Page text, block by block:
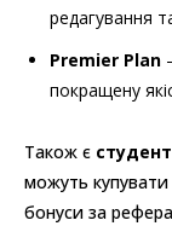
редагування
Premier Plan
покращену
Також є
можуть
бонуси за